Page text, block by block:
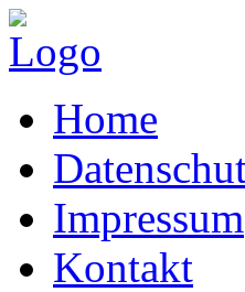
Home
Impressum
Kontakt